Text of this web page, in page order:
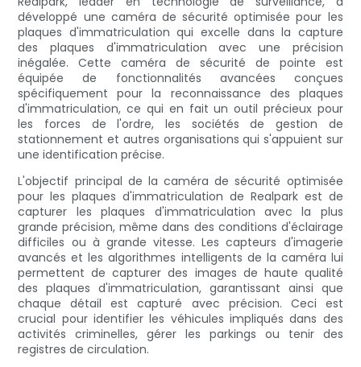
développé une caméra de sécurité optimisée pour les
plaques d'immatriculation qui excelle dans la capture
des plaques d'immatriculation avec une précision
inégalée. Cette caméra de sécurité de pointe est
équipée de fonctionnalités avancées conçues
spécifiquement pour la reconnaissance des plaques
d'immatriculation, ce qui en fait un outil précieux pour
les forces de l'ordre, les sociétés de gestion de
stationnement et autres organisations qui s'appuient sur
une identification précise.
L'objectif principal de la caméra de sécurité optimisée
pour les plaques d'immatriculation de Realpark est de
capturer les plaques d'immatriculation avec la plus
grande précision, même dans des conditions d'éclairage
difficiles ou à grande vitesse. Les capteurs d'imagerie
avancés et les algorithmes intelligents de la caméra lui
permettent de capturer des images de haute qualité
des plaques d'immatriculation, garantissant ainsi que
chaque détail est capturé avec précision. Ceci est
crucial pour identifier les véhicules impliqués dans des
activités criminelles, gérer les parkings ou tenir des
registres de circulation.